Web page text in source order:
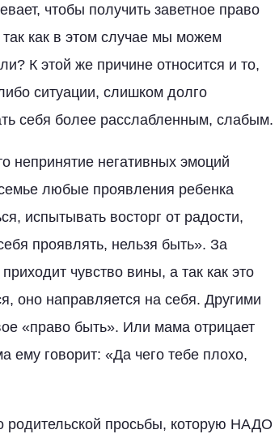
чтобы получить заветное право
как в этом случае мы можем
К этой же причине относится и то,
ситуации, слишком долго
себя более расслабленным, слабым.
непринятие негативных эмоций
любые проявления ребенка
испытывать восторг от радости,
проявлять, нельзя быть». За
чувство вины, а так как это
оно направляется на себя. Другими
«право быть». Или мама отрицает
ему говорит: «Да чего тебе плохо,
родительской просьбы, которую НАДО